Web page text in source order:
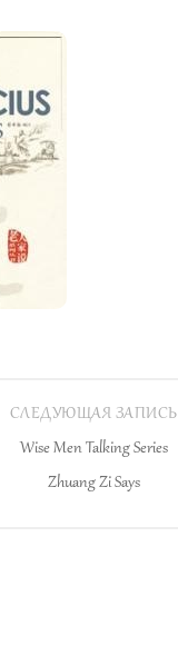
СЛЕДУЮЩАЯ ЗАПИСЬ
Wise Men Talking Series
Zhuang Zi Says